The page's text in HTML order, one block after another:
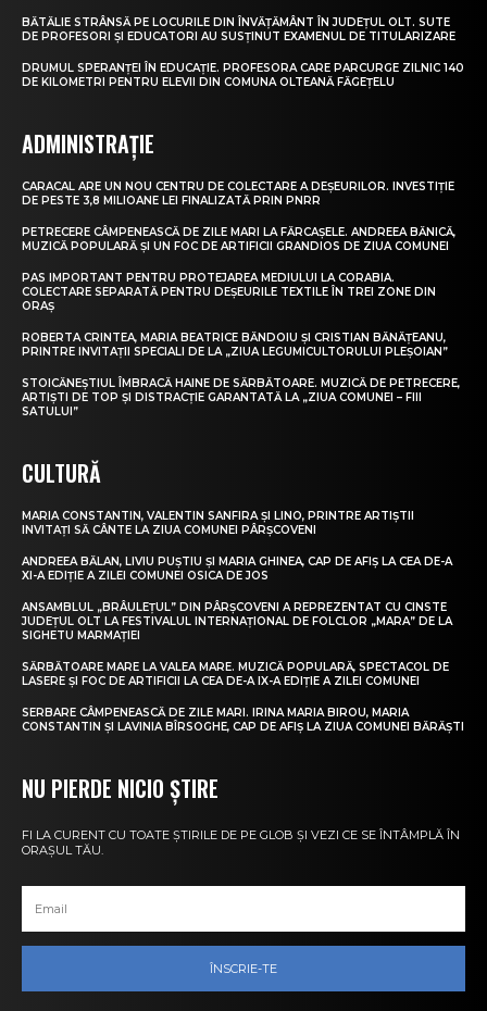
BĂTĂLIE STRÂNSĂ PE LOCURILE DIN ÎNVĂȚĂMÂNT ÎN JUDEȚUL OLT. SUTE
DE PROFESORI ȘI EDUCATORI AU SUSȚINUT EXAMENUL DE TITULARIZARE
DRUMUL SPERANȚEI ÎN EDUCAȚIE. PROFESORA CARE PARCURGE ZILNIC 140
DE KILOMETRI PENTRU ELEVII DIN COMUNA OLTEANĂ FĂGEȚELU
ADMINISTRAȚIE
CARACAL ARE UN NOU CENTRU DE COLECTARE A DEȘEURILOR. INVESTIȚIE
DE PESTE 3,8 MILIOANE LEI FINALIZATĂ PRIN PNRR
PETRECERE CÂMPENEASCĂ DE ZILE MARI LA FĂRCAȘELE. ANDREEA BĂNICĂ,
MUZICĂ POPULARĂ ȘI UN FOC DE ARTIFICII GRANDIOS DE ZIUA COMUNEI
PAS IMPORTANT PENTRU PROTEJAREA MEDIULUI LA CORABIA.
COLECTARE SEPARATĂ PENTRU DEȘEURILE TEXTILE ÎN TREI ZONE DIN
ORAȘ
ROBERTA CRINTEA, MARIA BEATRICE BĂNDOIU ȘI CRISTIAN BĂNĂȚEANU,
PRINTRE INVITAȚII SPECIALI DE LA „ZIUA LEGUMICULTORULUI PLEȘOIAN”
STOICĂNEȘTIUL ÎMBRACĂ HAINE DE SĂRBĂTOARE. MUZICĂ DE PETRECERE,
ARTIȘTI DE TOP ȘI DISTRACȚIE GARANTATĂ LA „ZIUA COMUNEI – FIII
SATULUI”
CULTURĂ
MARIA CONSTANTIN, VALENTIN SANFIRA ȘI LINO, PRINTRE ARTIȘTII
INVITAȚI SĂ CÂNTE LA ZIUA COMUNEI PÂRȘCOVENI
ANDREEA BĂLAN, LIVIU PUȘTIU ȘI MARIA GHINEA, CAP DE AFIȘ LA CEA DE-A
XI-A EDIȚIE A ZILEI COMUNEI OSICA DE JOS
ANSAMBLUL „BRÂULEȚUL” DIN PÂRȘCOVENI A REPREZENTAT CU CINSTE
JUDEȚUL OLT LA FESTIVALUL INTERNAȚIONAL DE FOLCLOR „MARA” DE LA
SIGHETU MARMAȚIEI
SĂRBĂTOARE MARE LA VALEA MARE. MUZICĂ POPULARĂ, SPECTACOL DE
LASERE ȘI FOC DE ARTIFICII LA CEA DE-A IX-A EDIȚIE A ZILEI COMUNEI
SERBARE CÂMPENEASCĂ DE ZILE MARI. IRINA MARIA BIROU, MARIA
CONSTANTIN ȘI LAVINIA BÎRSOGHE, CAP DE AFIȘ LA ZIUA COMUNEI BĂRĂȘTI
NU PIERDE NICIO ȘTIRE
FI LA CURENT CU TOATE ȘTIRILE DE PE GLOB ȘI VEZI CE SE ÎNTÂMPLĂ ÎN
ORAȘUL TĂU.
ÎNSCRIE-TE